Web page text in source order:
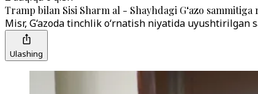
Tramp bilan Sisi Sharm al - Shayhdagi G‘azo
Misr, G‘azoda tinchlik o‘rnatish niyatida
Ulashing